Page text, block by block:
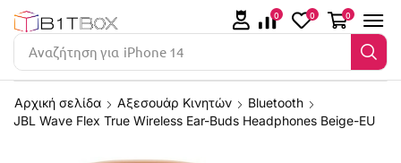
Αναζήτηση για iPhone 14
0 0 0
Αρχική σελίδα Αξεσουάρ Κινητών
Bluetooth
JBL Wave Flex True Wireless Ear-Buds Headphones Beige-EU